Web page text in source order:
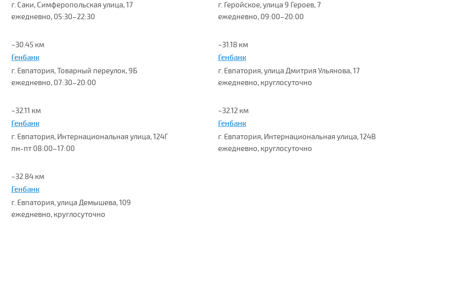
г. Саки, Симферопольская улица, 17
ежедневно, 05:30–22:30
г. Геройское, улица 9 Героев, 7
ежедневно, 09:00–20:00
~30.45 км
Генбанк
г. Евпатория, Товарный переулок, 9Б
ежедневно, 07:30–20:00
~31.18 км
Генбанк
г. Евпатория, улица Дмитрия Ульянова, 17
ежедневно, круглосуточно
~32.11 км
Генбанк
г. Евпатория, Интернациональная улица, 124Г
пн-пт 08:00–17:00
~32.12 км
Генбанк
г. Евпатория, Интернациональная улица, 124В
ежедневно, круглосуточно
~32.84 км
Генбанк
г. Евпатория, улица Демышева, 109
ежедневно, круглосуточно